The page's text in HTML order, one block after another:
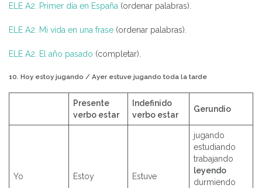
ELE A2. Primer día en España (ordenar palabras).
ELE A2. Mi vida en una frase (ordenar palabras).
ELE A2. El año pasado (completar).
10. Hoy estoy jugando / Ayer estuve jugando toda la tarde
Presente
verbo estar
Indefinido
verbo estar
Gerundio
Yo Estoy Estuve
jugando
estudiando
trabajando
leyendo
durmiendo